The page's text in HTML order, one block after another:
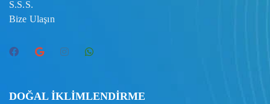
S.S.S.
Bize Ulaşın
DOĞAL İKLİMLENDİRME